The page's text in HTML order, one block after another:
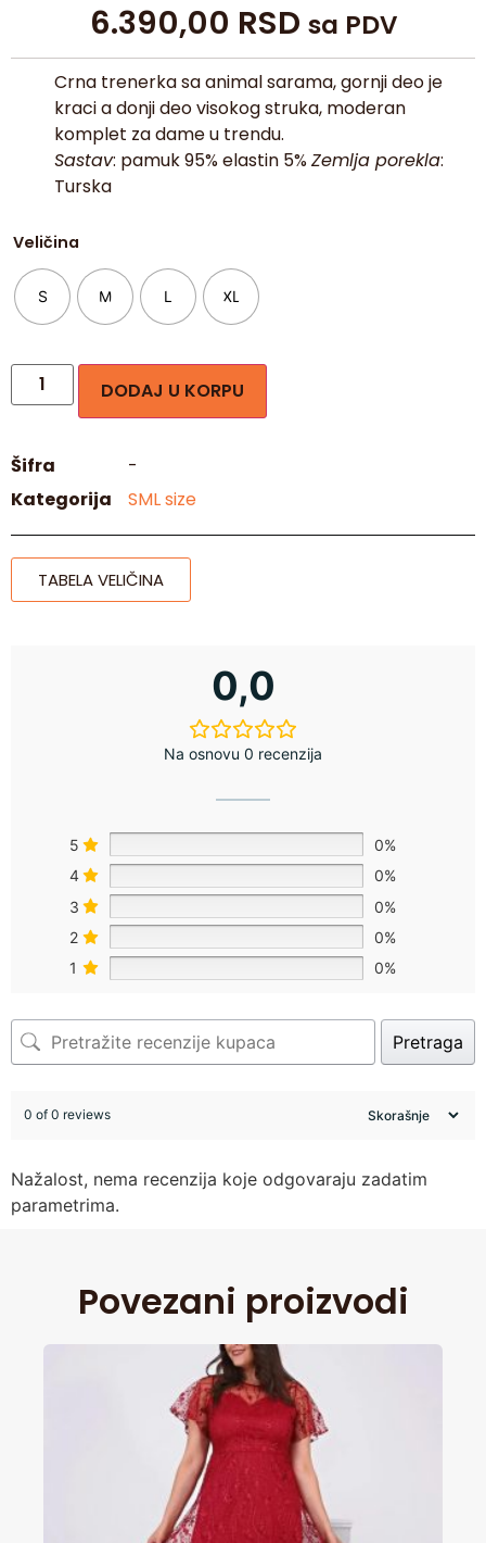
6.390,00 RSD sa PDV
Crna trenerka sa animal sarama, gornji deo je
kraci a donji deo visokog struka, moderan
komplet za dame u trendu.
Sastav: pamuk 95% elastin 5%Zemlja porekla:
Turska
Veličina
S M L XL
DODAJ U KORPU
Šifra
-
Kategorija
SML size
TABELA VELIČINA
0,0
Na osnovu 0 recenzija
5
0%
4
0%
3
0%
2
0%
1
0%
Pretraga
0 of 0 reviews
Nažalost, nema recenzija koje odgovaraju zadatim
parametrima.
Povezani proizvodi